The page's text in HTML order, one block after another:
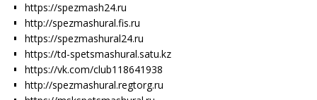
https://spezmash24.ru
http://spezmashural.fis.ru
https://spezmashural24.ru
https://td-spetsmashural.satu.kz
https://vk.com/club118641938
http://spezmashural.regtorg.ru